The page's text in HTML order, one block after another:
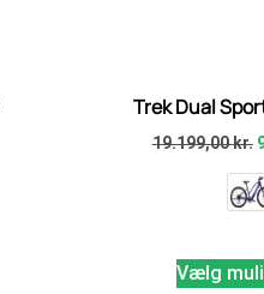
Trek Dual
19.199,00kr.
Vælg